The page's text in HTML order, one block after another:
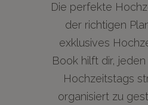
Die perfekte
der richtigen
exklusives
Book hilft dir,
Hochzeitstags
organisiert zu